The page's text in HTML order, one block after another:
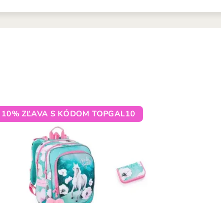
10% ZĽAVA S KÓDOM TOPGAL10